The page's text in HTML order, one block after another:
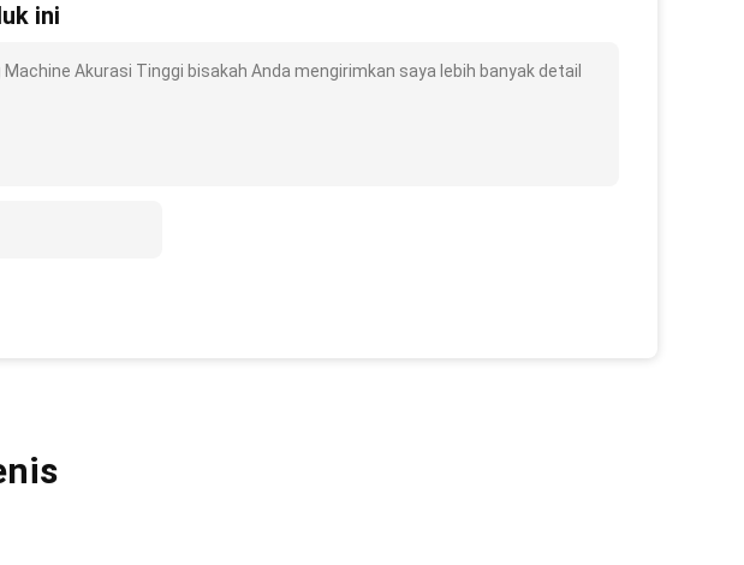
ini
Akurasi Tinggi bisakah Anda mengirimkan saya lebih banyak detail